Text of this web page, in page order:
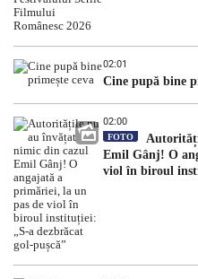
02:01
Cine pupă bine
02:00
FOTO
Emil Gânj! O
viol în biroul